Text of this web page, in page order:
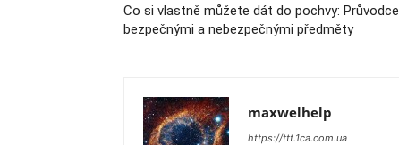
Co si vlastně můžete dát do pochvy: Průvodce
bezpečnými a nebezpečnými předměty
maxwelhelp
https://ttt.1ca.com.ua